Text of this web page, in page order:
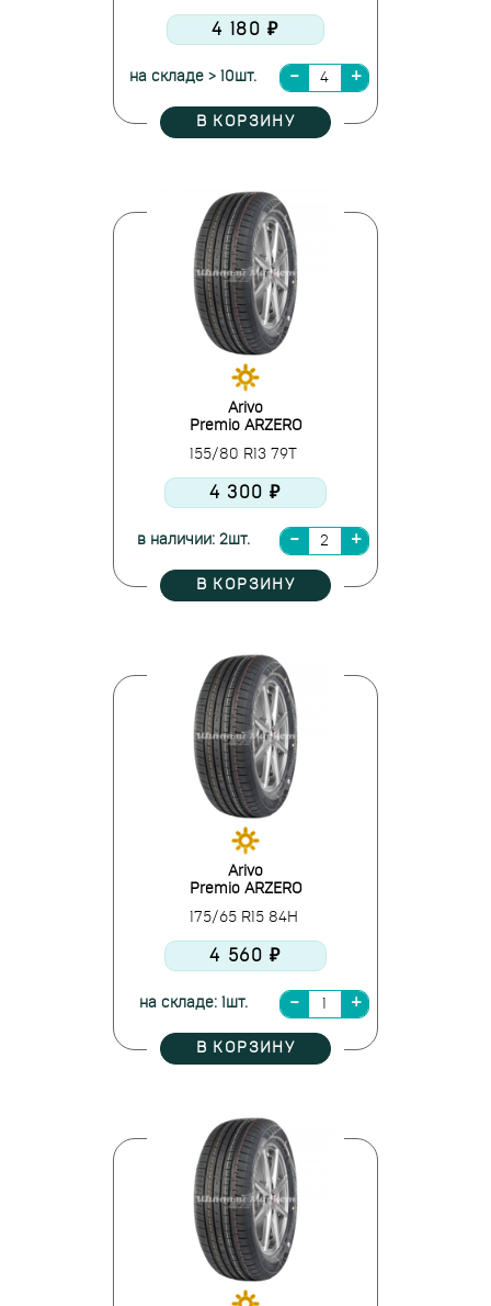
4 180 ₽
на складе > 10шт.
В КОРЗИНУ
Arivo
Premio ARZERO
155/80 R13 79T
4 300 ₽
в наличии: 2шт.
В КОРЗИНУ
Arivo
Premio ARZERO
175/65 R15 84H
4 560 ₽
на складе: 1шт.
В КОРЗИНУ